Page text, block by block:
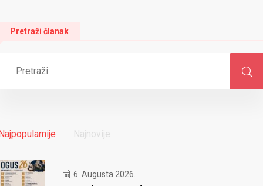
Pretraži članak
Najnovije
6. Augusta 2026.